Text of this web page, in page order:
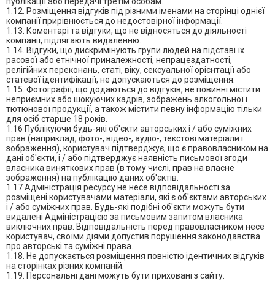
1.12. Розміщення відгуків під різними іменами на сторінці однієї
компанії прирівнюється до недостовірної інформації.
1.13. Коментарі та відгуки, що не відносяться до діяльності
компанії, підлягають видаленню.
1.14. Відгуки, що дискримінують групи людей на підставі їх
расової або етнічної приналежності, непрацездатності,
релігійних переконань, статі, віку, сексуальної орієнтації або
статевої ідентифікації, не допускаються до розміщення.
1.15. Фотографії, що додаються до відгуків, не повинні містити
неприємних або шокуючих кадрів, зображень алкогольної і
тютюнової продукції, а також містити певну інформацію тільки
для осіб старше 18 років.
1.16 Публікуючи будь-які об'єкти авторських і / або суміжних
прав (наприклад, фото-, відео-, аудіо-, текстові матеріали і
зображення), користувач підтверджує, що є правовласником на
дані об'єкти, і / або підтверджує наявність письмової згоди
власника виняткових прав (в тому числі, прав на власне
зображення) на публікацію даних об'єктів.
1.17 Адміністрація ресурсу не несе відповідальності за
розміщені користувачами матеріали, які є об'єктами авторських
і / або суміжних прав. Будь-які подібні об'єкти можуть бути
видалені Адміністрацією за письмовим запитом власника
виключних прав. Відповідальність перед правовласником несе
користувач, своїми діями допустив порушення законодавства
про авторські та суміжні права.
1.18. Не допускається розміщення повністю ідентичних відгуків
на сторінках різних компаній.
1.19. Персональні дані можуть бути приховані з сайту.